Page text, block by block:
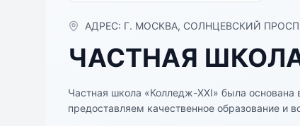
АДРЕС: Г. МОСКВА, СОЛНЦЕВСКИЙ
ЧАСТНАЯ
Частная школа «Колледж-XXI» была
предоставляем качественное образование и